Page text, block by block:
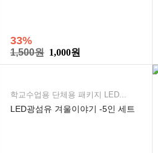
33%
1,500원 1,000원
학교수업용 단체용 패키지 LED...
LED광섬유 겨울이야기 -5인 세트